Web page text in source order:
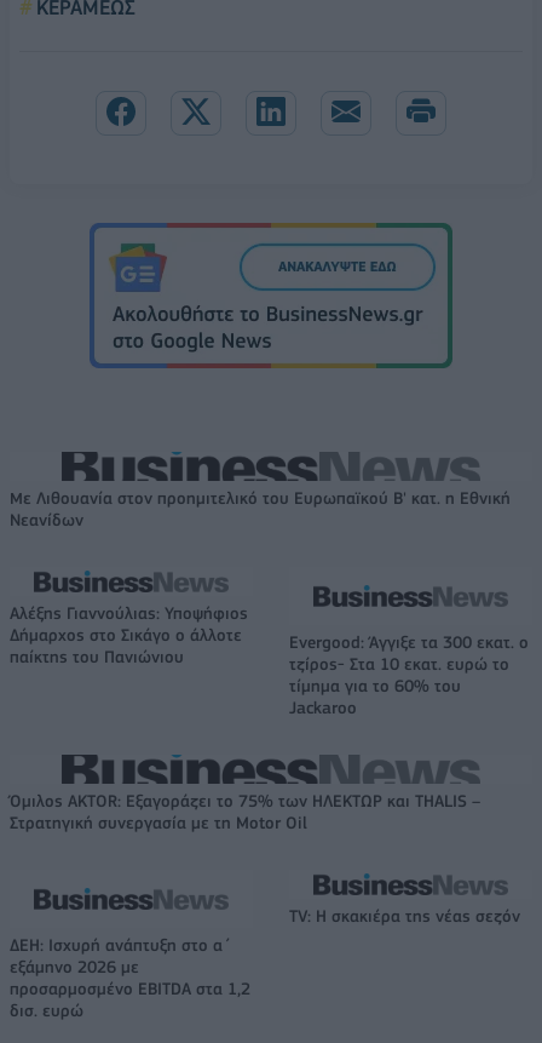
ΚΕΡΑΜΕΩΣ
Με Λιθουανία στον προημιτελικό του Ευρωπαϊκού Β' κατ. η Εθνική
Νεανίδων
Αλέξης Γιαννούλιας: Υποψήφιος
Δήμαρχος στο Σικάγο ο άλλοτε
παίκτης του Πανιώνιου
Evergood: Άγγιξε τα 300 εκατ. ο
τζίρος- Στα 10 εκατ. ευρώ το
τίμημα για το 60% του
Jackaroo
Όμιλος AKTOR: Εξαγοράζει το 75% των ΗΛΕΚΤΩΡ και THALIS –
Στρατηγική συνεργασία με τη Motor Oil
ΔΕΗ: Ισχυρή ανάπτυξη στο α΄
εξάμηνο 2026 με
προσαρμοσμένο EBITDA στα 1,2
δισ. ευρώ
TV: Η σκακιέρα της νέας σεζόν